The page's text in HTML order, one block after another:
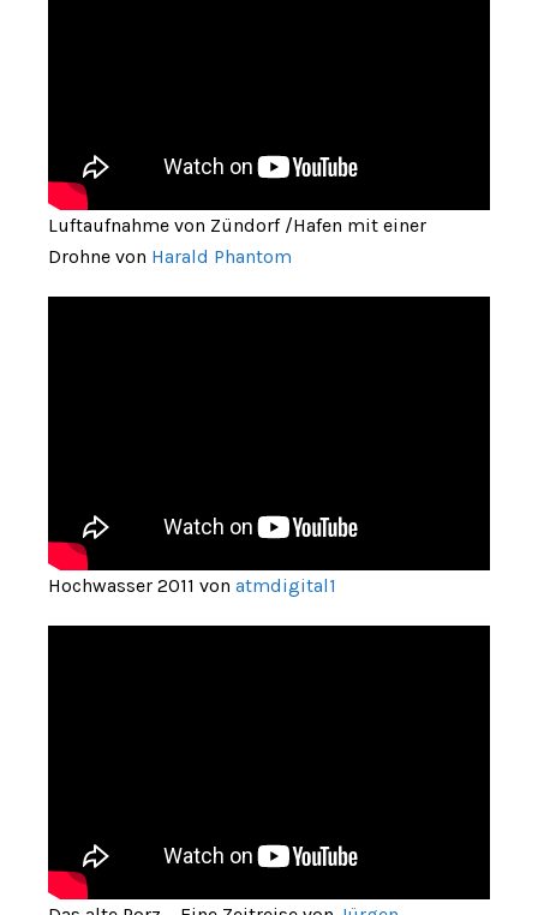
Luftaufnahme von Zündorf /Hafen mit einer
Drohne von Harald Phantom
Hochwasser 2011 von atmdigital1